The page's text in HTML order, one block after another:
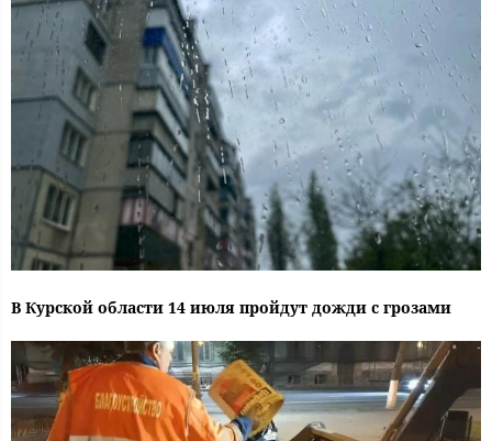
В Курской области 14 июля пройдут дожди с грозами